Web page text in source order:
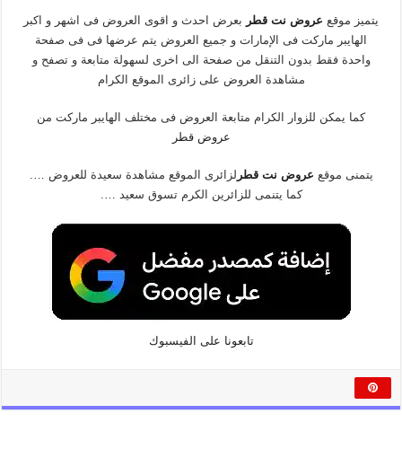
يتميز موقع عروض نت قطر بعرض احدث و اقوى العروض فى اشهر و اكبر
الهايبر ماركت فى الإمارات و جميع العروض يتم عرضها فى فى صفحة
واحدة فقط بدون التنقل من صفحة الى اخرى لسهولة متابعة و تصفح و
مشاهدة العروض على زائرى الموقع الكرام
كما يمكن للزوار الكرام متابعة العروض فى مختلف الهايبر ماركت من
عروض قطر
يتمنى موقع عروض نت قطر لزائرى الموقع مشاهدة سعيدة للعروض ….
كما يتنمى للزائرين الكرم تسوق سعيد ….
تابعونا على الفيسبوك